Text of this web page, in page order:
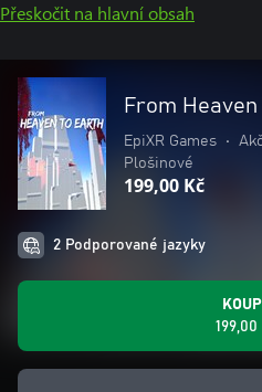
Přeskočit na hlavní obsah
From
EpiXR Games •
Plošinové
199,00 Kč
2 Podporované jazyky
199,00